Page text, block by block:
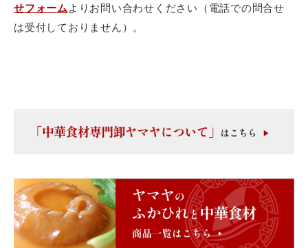
せフォーム よりお問い合わせください（電話での問合せ
は受付しておりません）。